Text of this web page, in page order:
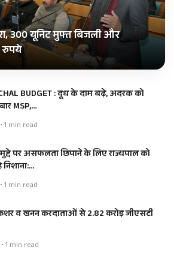
300 यूनिट मुफ्त बिजली और
रुपये
BUDGET : दूध के दाम बढ़े, अदरक को
MSP,…
1 min read
मुद्दे पर असफलता छिपाने के लिए राज्यपाल को
निशाना:…
1 min read
व खनन करदाताओं से 2.82 करोड़ जीएसटी
1 min read